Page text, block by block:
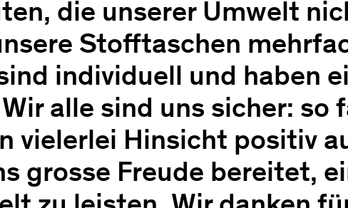
die unserer Umwelt
Stofftaschen
individuell und haben
alle sind uns sicher: so
vielerlei Hinsicht positiv
grosse Freude bereitet,